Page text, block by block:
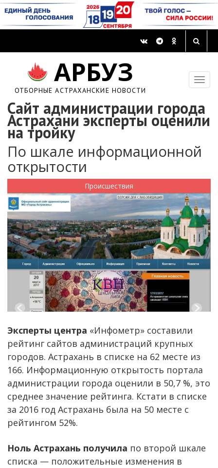
АРБУЗ
ОТБОРНЫЕ АСТРАХАНСКИЕ НОВОСТИ
Сайт администрации города
Астрахани эксперты оценили
на тройку
По шкале информационной
открытости
Происшествия
Эксперты центра «Инфометр» составили
рейтинг сайтов администраций крупных
городов. Астрахань в списке на 62 месте из
166. Информационную открытость портала
администрации города оценили в 50,7 %, это
среднее значение рейтинга. Кстати в списке
за 2016 год Астрахань была на 50 месте с
рейтингом 52%.
Ноль Астрахань получила по второй шкале
списка — положительные изменения в